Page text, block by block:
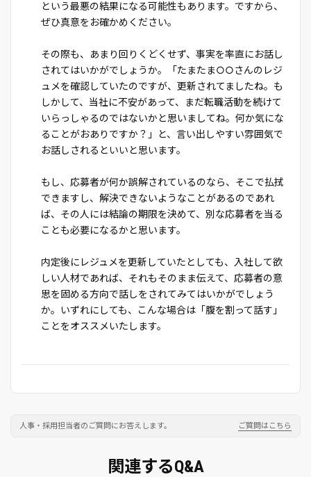
という最悪の結果になる可能性もあります。ですから、
ぜひ真意をお確かめください。
その際も、あまり回りくどくせず、事実を率直にお話し
されてはいかがでしょうか。「たまたま○○さんのレジ
ュメを確認していたのですが、更新されてましたね。も
しかして、当社に不安があって、まだ転職活動を続けて
いらっしゃるのではないかと思いましてね。何か気にな
ることがおありですか？」と、言い出しやすい雰囲気で
お話しされるといいと思います。
もし、応募者が何か誤解されているのなら、そこで払拭
できますし、解決できないようなことがあるのであれ
ば、その人には結論の期限を決めて、別な応募者を当る
ことも必要になるかと思います。
内定後にレジュメを更新していたとしても、入社して欲
しい人材であれば、それもそのまま伝えて、応募者の意
思を固める方向で話しをされてみてはいかがでしょう
か。いずれにしても、こんな場合は「腹を割って話す」
ことをオススメいたします。
人事・採用担当者のご質問にお答えします。 ご質問はこちら
関連するQ&A